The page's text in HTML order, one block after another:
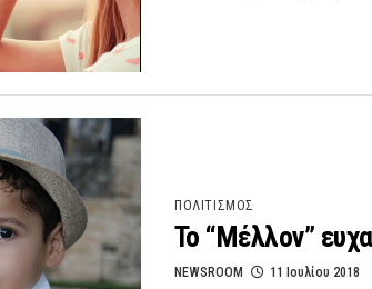
ΠΟΛΙΤΙΣΜΟΣ
Το “Μέλλον”
NEWSROOM 11 Ιουλίου 2018